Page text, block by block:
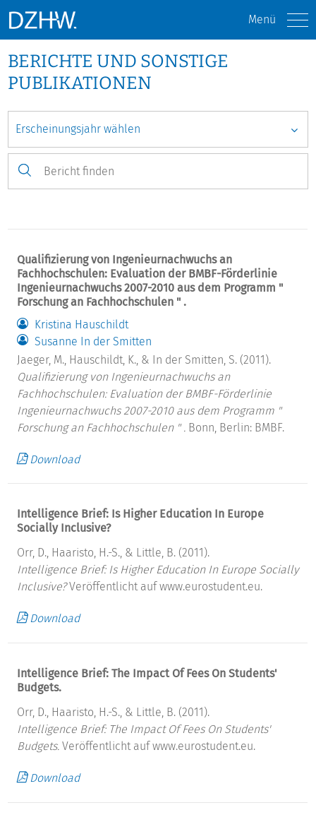
Menü
BERICHTE UND SONSTIGE
PUBLIKATIONEN
Qualifizierung von Ingenieurnachwuchs an
Fachhochschulen: Evaluation der BMBF-Förderlinie
Ingenieurnachwuchs 2007-2010 aus dem Programm "
Forschung an Fachhochschulen " .
Kristina Hauschildt
Susanne In der Smitten
Jaeger, M., Hauschildt, K., & In der Smitten, S. (2011).
Qualifizierung von Ingenieurnachwuchs an
Fachhochschulen: Evaluation der BMBF-Förderlinie
Ingenieurnachwuchs 2007-2010 aus dem Programm "
Forschung an Fachhochschulen " . Bonn, Berlin: BMBF.
Download
Intelligence Brief: Is Higher Education In Europe
Socially Inclusive?
Orr, D., Haaristo, H.-S., & Little, B. (2011).
Intelligence Brief: Is Higher Education In Europe Socially
Inclusive?Veröffentlicht auf www.eurostudent.eu.
Download
Intelligence Brief: The Impact Of Fees On Students'
Budgets.
Orr, D., Haaristo, H.-S., & Little, B. (2011).
Intelligence Brief: The Impact Of Fees On Students'
Budgets. Veröffentlicht auf www.eurostudent.eu.
Download